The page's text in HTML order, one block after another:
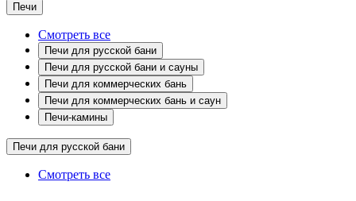
Печи
Смотреть все
Печи для русской бани
Печи для русской бани и сауны
Печи для коммерческих бань
Печи для коммерческих бань и саун
Печи-камины
Печи для русской бани
Смотреть все